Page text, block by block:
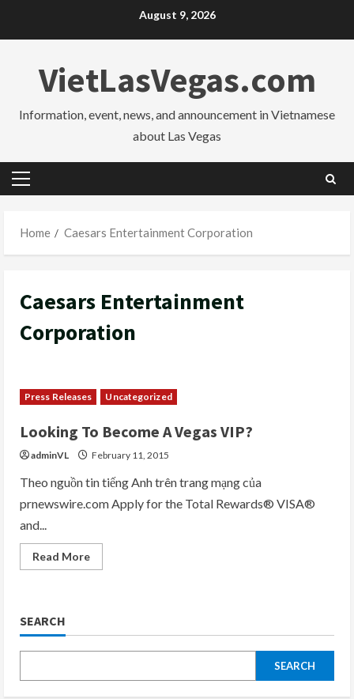
August 9, 2026
VietLasVegas.com
Information, event, news, and announcement in Vietnamese
about Las Vegas
Primary
Home
Caesars Entertainment Corporation
Caesars Entertainment
Corporation
Press Releases Uncategorized
Looking To Become A Vegas VIP?
adminVL February 11, 2015
Theo nguồn tin tiếng Anh trên trang mạng của
prnewswire.com Apply for the Total Rewards® VISA®
and...
Read MoreRead
more
Vegas
SEARCH
SEARCH